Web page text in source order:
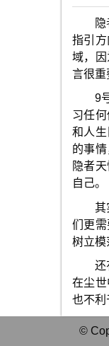
指引
域，
言很重
9
习任
和人
的事
隐者
自己。
其
们更需
树立模
还
在尘世
也不利
©